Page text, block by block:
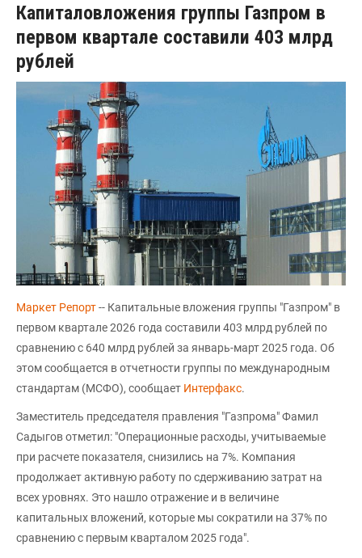
Капиталовложения группы Газпром в
первом квартале составили 403 млрд
рублей
Маркет Репорт-- Капитальные вложения группы "Газпром" в
первом квартале 2026 года составили 403 млрд рублей по
сравнению с 640 млрд рублей за январь-март 2025 года. Об
этом сообщается в отчетности группы по международным
стандартам (МСФО), сообщает Интерфакс.
Заместитель председателя правления "Газпрома" Фамил
Садыгов отметил: "Операционные расходы, учитываемые
при расчете показателя, снизились на 7%. Компания
продолжает активную работу по сдерживанию затрат на
всех уровнях. Это нашло отражение и в величине
капитальных вложений, которые мы сократили на 37% по
сравнению с первым кварталом 2025 года".